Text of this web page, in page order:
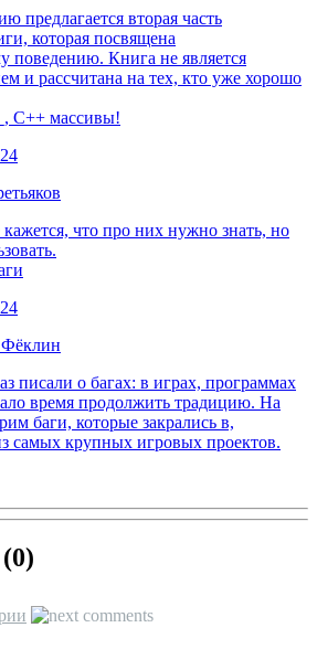
предлагается вторая часть
которая посвящена
поведению. Книга не является
и рассчитана на тех, кто уже хорошо
C++ массивы!
что про них нужно знать, но
писали о багах: в играх, программах
время продолжить традицию. На
баги, которые закрались в,
самых крупных игровых проектов.
0)